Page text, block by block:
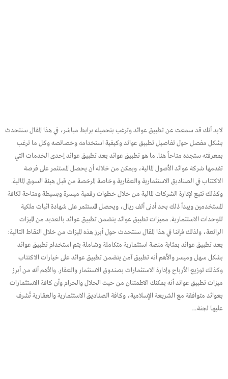
لابد أنك قد سمعت عن تطبيق عوائد وترغب بتحميله برابط مباشر، في هذا المقال سنتحدث
بشكل مفصل حول تفاصيل تطبيق عوائد وكيفية استخدامه وخصائصه وكل ما ترغب
بمعرفته ستجده متاحاً هنا. ما هو تطبيق عوائد يعد تطبيق عوائد إحدى الخدمات التي
تقدمها شركة عوائد الأصول المالية، ويمكن من خلاله أن يحصل المستثمر على فرصة
الاكتتاب في الصناديق الاستثمارية والعقارية وخاصة المرخصة من قبل هيئة السوق المالية.
وكذلك تتبع لإدارة الشركات المالية من خلال خطوات رقمية ميسرة وبسيطة ومتاحة لكافة
المستخدمين ويبدأ ذلك بحد أدنى ألف ريال، ويحصل المستثمر على شهادة اثبات ملكية
للوحدات الاستثمارية. مميزات تطبيق عوائد يتضمن تطبيق عوائد بالعديد من الميزات
الرائعة، ولذلك فإننا في هذا المقال سنتحدث حول أبرز هذه الميزات من خلال النقاط التالية:
يعد تطبيق عوائد بمثابة منصة استثمارية متكاملة وشاملة يتم استخدام تطبيق عوائد
بشكل سهل وميسر والأهم أنه تطبيق آمن يتضمن تطبيق عوائد على خيارات الاكتتاب
وكذلك توزيع الأرباح وإدارة الاستثمارات بصندوق الاستثمار والعقار. والأهم أنه من أبرز
ميزات تطبيق عوائد أنه يمكنك الاطمئنان من حيث الحلال والحرام وأن كافة الاستثمارات
بعوائد متوافقة مع الشريعة الإسلامية، وكافة الصناديق الاستثمارية والعقارية تُشرف
عليها لجنة…